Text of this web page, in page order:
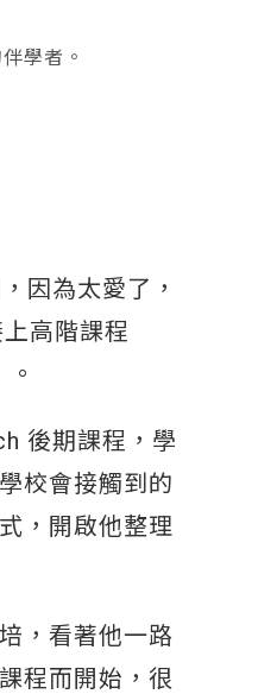
學者。
因為太愛了，
高階課程
後期課程，學
校會接觸到的
，開啟他整理
，看著他一路
程而開始，很